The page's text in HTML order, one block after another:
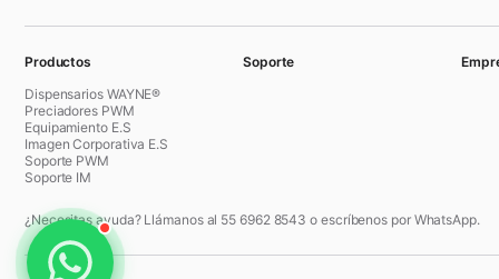
Productos
Dispensarios WAYNE®
Preciadores PWM
Equipamiento E.S
Imagen Corporativa E.S
Soporte PWM
Soporte IM
Soporte
¿Necesitas ayuda? Llámanos al 55 6962 8543 o escríbenos por WhatsApp.